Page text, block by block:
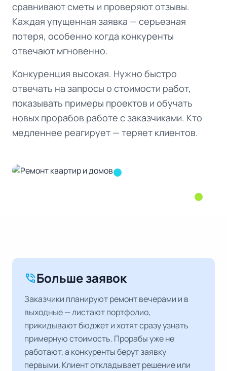
сравнивают сметы и проверяют отзывы.
Каждая упущенная заявка — серьезная
потеря, особенно когда конкуренты
отвечают мгновенно.
Конкуренция высокая. Нужно быстро
отвечать на запросы о стоимости работ,
показывать примеры проектов и обучать
новых прорабов работе с заказчиками. Кто
медленнее реагирует — теряет клиентов.
phone_in_talkБольше заявок
Заказчики планируют ремонт вечерами и в
выходные — листают портфолио,
прикидывают бюджет и хотят сразу узнать
примерную стоимость. Прорабы уже не
работают, а конкуренты берут заявку
первыми. Клиент откладывает решение или